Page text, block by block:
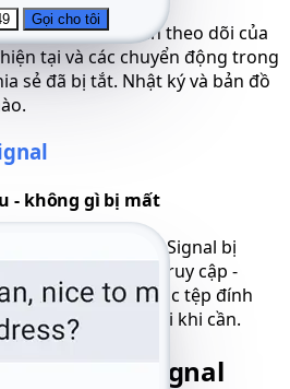
Gọi cho tôi
gồm GPS. Trình theo dõi của
tại và các chuyển động trong
sẻ đã bị tắt. Nhật ký và bản đồ
- không gì bị mất
sẻ từ tài khoản Signal bị
tiện vẫn có thể truy cập -
nói, hình ảnh hoặc tệp đính
xem trước và lưu lại khi cần.
hảo với Signal